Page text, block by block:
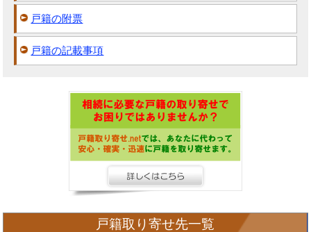
戸籍の附票
戸籍の記載事項
戸籍取り寄せ先一覧